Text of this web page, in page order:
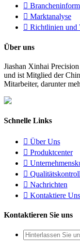

 Marktanalyse
 Richtlinien und
Über uns
Jiashan Xinhai
und ist Mitglied der
Mitarbeiter, darunter
Schnelle Links
 Über Uns
 Produktcenter


 Nachrichten
 Kontaktiere Uns
Kontaktieren Sie uns